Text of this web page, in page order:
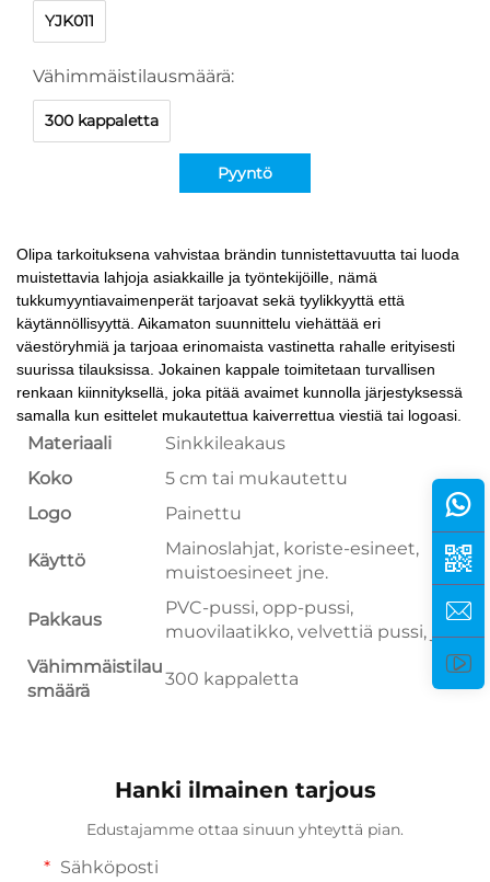
YJK011
Vähimmäistilausmäärä:
300 kappaletta
Pyyntö
Olipa tarkoituksena vahvistaa brändin tunnistettavuutta tai luoda
muistettavia lahjoja asiakkaille ja työntekijöille, nämä
tukkumyyntiavaimenperät tarjoavat sekä tyylikkyyttä että
käytännöllisyyttä. Aikamaton suunnittelu viehättää eri
väestöryhmiä ja tarjoaa erinomaista vastinetta rahalle erityisesti
suurissa tilauksissa. Jokainen kappale toimitetaan turvallisen
renkaan kiinnityksellä, joka pitää avaimet kunnolla järjestyksessä
samalla kun esittelet mukautettua kaiverrettua viestiä tai logoasi.
Materiaali
Sinkkileakaus
Koko
5 cm tai mukautettu
Logo
Painettu
Käyttö
Mainoslahjat, koriste-esineet,
muistoesineet jne.
Pakkaus
PVC-pussi, opp-pussi,
muovilaatikko, velvettiä pussi, jne
Vähimmäistilau
smäärä
300 kappaletta
Hanki ilmainen tarjous
Edustajamme ottaa sinuun yhteyttä pian.
Sähköposti